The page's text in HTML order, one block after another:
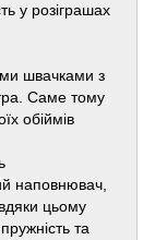
у розіграшах
швачками з
Саме тому
обіймів
наповнювач,
цьому
та